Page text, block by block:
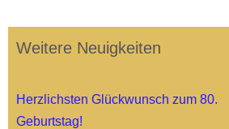
Weitere Neuigkeiten
Herzlichsten Glückwunsch zum 80.
Geburtstag!